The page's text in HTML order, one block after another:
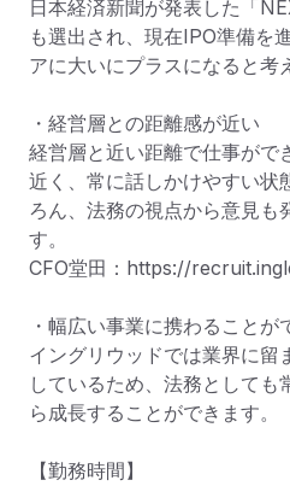
日本経済新聞が発表した「
も選出され、現在IPO準備を
アに大いにプラスになると考
・経営層との距離感が近い
経営層と近い距離で仕事がで
近く、常に話しかけやすい状
ろん、法務の視点から意見も
す。
CFO堂田：https://
・幅広い事業に携わることが
イングリウッドでは業界に留
しているため、法務として
ら成長することができます。
【勤務時間】